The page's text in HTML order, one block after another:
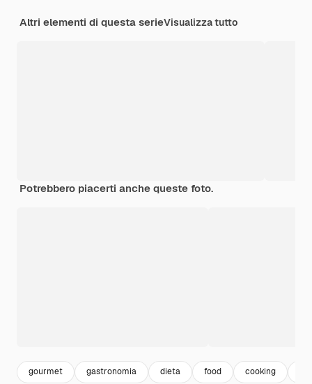
Altri elementi di questa serieVisualizza tutto
Potrebbero piacerti anche queste foto.
gourmet gastronomia dieta food cooking